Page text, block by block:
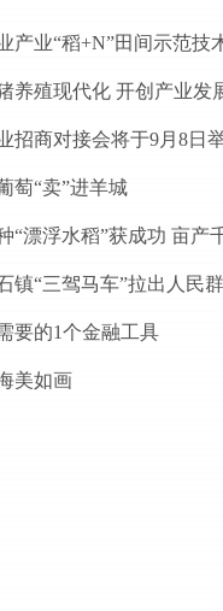
产业“稻+N”田间示范技
养殖现代化 开创产业发
招商对接会将于9月8日
萄“卖”进羊城
“漂浮水稻”获成功 亩产
要的1个金融工具
美如画